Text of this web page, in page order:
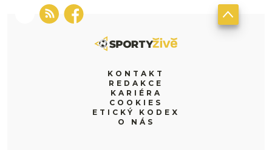
KONTAKT
REDAKCE
KARIÉRA
COOKIES
ETICKÝ KODEX
O NÁS